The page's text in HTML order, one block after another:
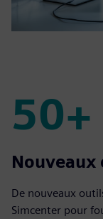
50+
50+
De nouveaux
Simcenter pour